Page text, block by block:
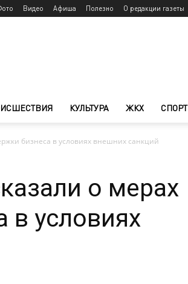
Видео Афиша Полезно О редакции газеты
КУЛЬТУРА ЖКХ СПОРТ
бизнеса в условиях внешних санкций
о мерах
в условиях